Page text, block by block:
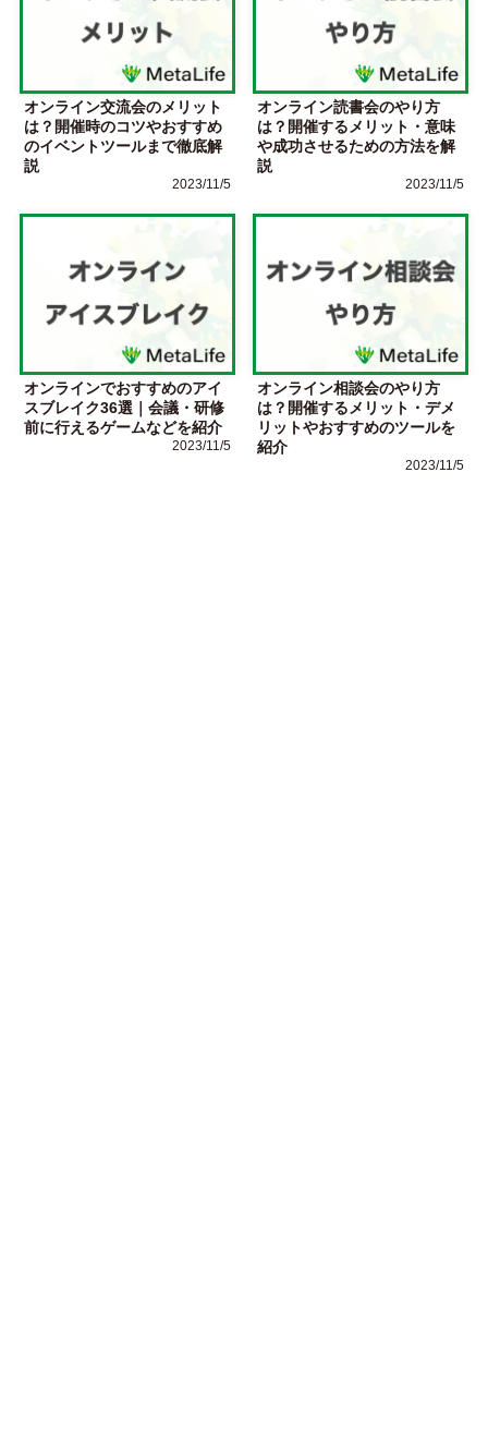
オンライン交流会のメリット
は？開催時のコツやおすすめ
のイベントツールまで徹底解
説
2023/11/5
オンライン読書会のやり方
は？開催するメリット・意味
や成功させるための方法を解
説
2023/11/5
オンラインでおすすめのアイ
スブレイク36選｜会議・研修
前に行えるゲームなどを紹介
2023/11/5
オンライン相談会のやり方
は？開催するメリット・デメ
リットやおすすめのツールを
紹介
2023/11/5